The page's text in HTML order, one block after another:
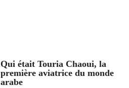
Qui était Touria Chaoui, la
première aviatrice du monde
arabe